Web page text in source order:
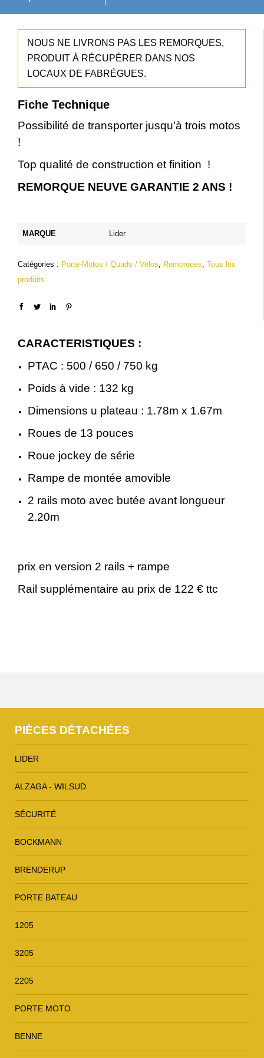
e
i
x
i
n
t
a
l
é
t
i
t
:
1
,
2
9
0
0
e
p
r
i
x
a
t
u
e
:
1
,
0
9
0
.
0
€
.
NOUS NE LIVRONS PAS LES REMORQUES,
PRODUIT À RÉCUPÉRER DANS NOS
LOCAUX DE FABRÉGUES.
Fiche Technique
Possibilité de transporter jusqu’à trois motos
!
Top qualité de construction et finition !
REMORQUE NEUVE GARANTIE 2 ANS !
MARQUE Lider
Catégories : Porte-Motos / Quads / Velos Remorques Tous les
produits
CARACTERISTIQUES :
PTAC : 500 / 650 / 750 kg
Poids à vide : 132 kg
Dimensions u plateau : 1.78m x 1.67m
Roues de 13 pouces
Roue jockey de série
Rampe de montée amovible
2 rails moto avec butée avant longueur
2.20m
prix en version 2 rails + rampe
Rail supplémentaire au prix de 122 € ttc
PIÈCES DÉTACHÉES
LIDER
ALZAGA - WILSUD
SÉCURITÉ
BOCKMANN
BRENDERUP
PORTE BATEAU
1205
3205
2205
PORTE MOTO
BENNE